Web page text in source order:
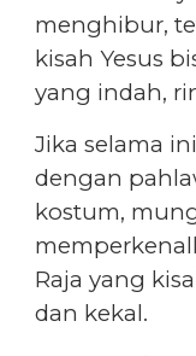
menghibur,
kisah Yesus
yang indah,
Jika selama
dengan
kostum,
Raja yang
dan kekal.